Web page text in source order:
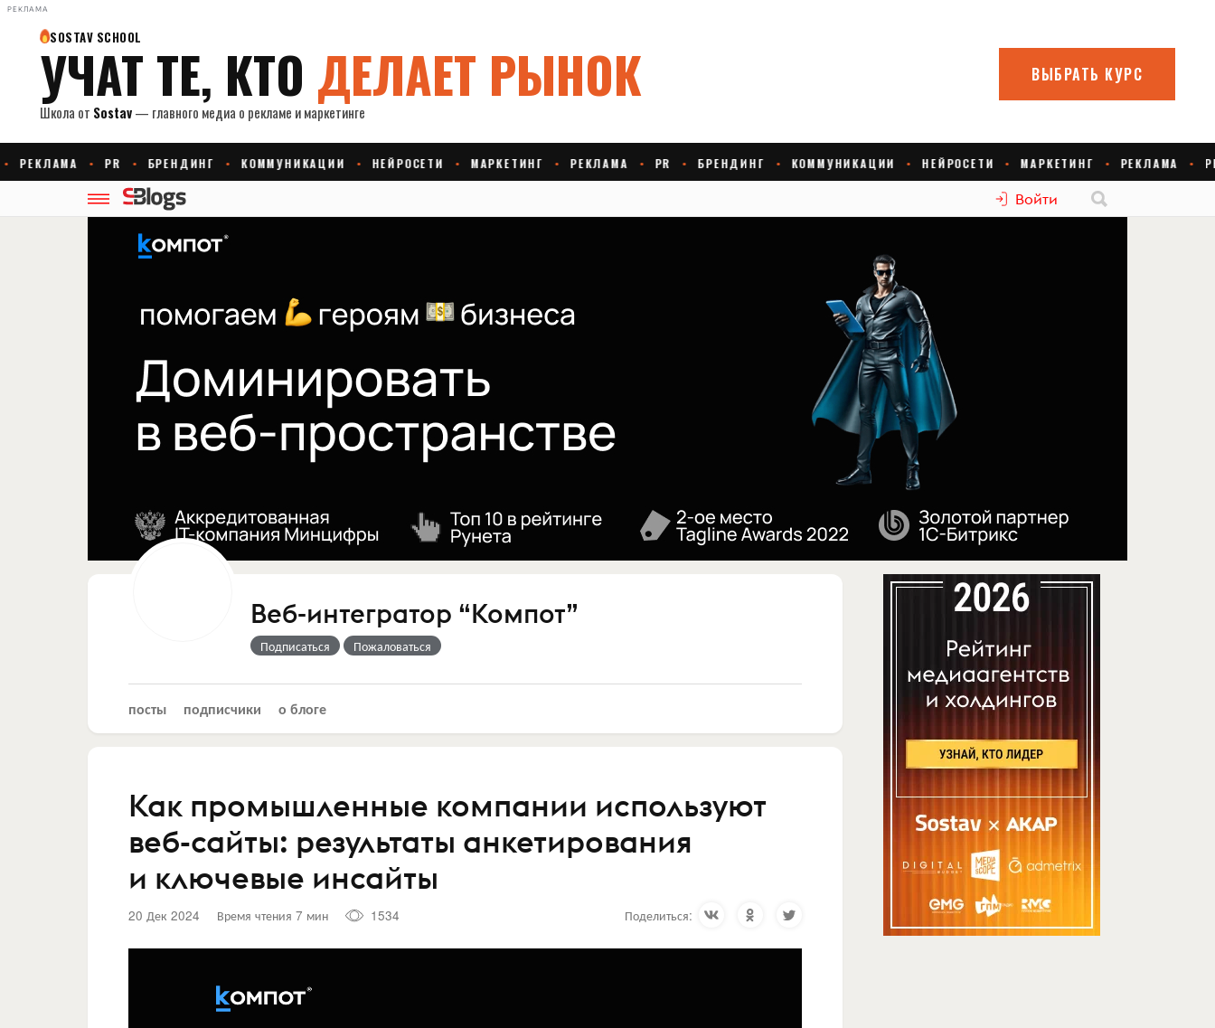
РЕКЛАМА
Войти
Веб-интегратор “Компот”
Подписаться Пожаловаться
посты подписчики о блоге
Как промышленные компании используют
веб-сайты: результаты анкетирования
и ключевые инсайты
20 Дек 2024 Время чтения 7 мин 1534 Поделиться: